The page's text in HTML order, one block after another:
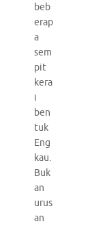
beb
erap
a
sem
pit
kera
i
ben
tuk
Eng
kau.
Buk
an
urus
an